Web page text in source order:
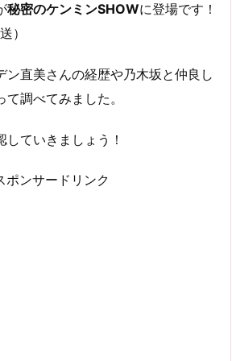
秘密のケンミンSHOWに登場です！
）
ン直美さんの経歴や乃木坂と仲良し
調べてみました。
ていきましょう！
ポンサードリンク